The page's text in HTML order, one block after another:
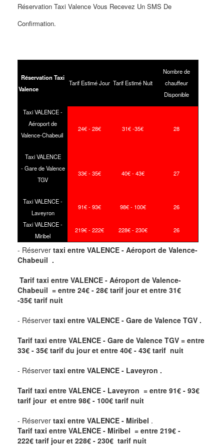
Réservation Taxi Valence Vous Recevez Un SMS De
Confirmation.
Réservation Taxi
Valence
Tarif Estimé Jour Tarif Estimé Nuit
Nombre de
chauffeur
Disponible
Taxi VALENCE -
Aéroport de
Valence-Chabeuil
24€ - 28€ 31€ -35€ 28
Taxi VALENCE
-Gare de Valence
TGV
33€ - 35€ 40€ - 43€ 27
Taxi VALENCE -
Laveyron
91€ - 93€ 98€ - 100€ 26
Taxi VALENCE -
Miribel
219€ - 222€ 228€ - 230€ 26
- Réserver taxi entre VALENCE - Aéroport de Valence-
Chabeuil .
Tarif taxi entre VALENCE - Aéroport de Valence-
Chabeuil = entre 24€ - 28€ tarif jour et entre 31€
-35€ tarif nuit
- Réserver taxi entre VALENCE - Gare de Valence TGV .
Tarif taxi entre VALENCE - Gare de Valence TGV = entre
33€ - 35€ tarif du jour et entre 40€ - 43€ tarif nuit
- Réserver taxi entre VALENCE - Laveyron .
Tarif taxi entre VALENCE - Laveyron = entre 91€ - 93€
tarif jour et entre 98€ - 100€ tarif nuit
- Réserver taxi entre VALENCE - Miribel .
Tarif taxi entre VALENCE - Miribel = entre 219€ -
222€ tarif jour et 228€ - 230€ tarif nuit